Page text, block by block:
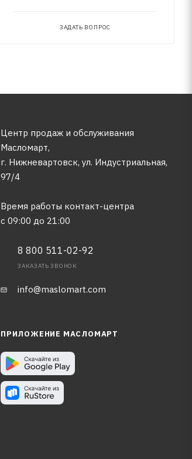
ЗАДАТЬ ВОПРОС
Центр продаж и обслуживания
Масломарт,
г. Нижневартовск, ул. Индустриальная,
97/4
Время работы контакт-центра
с 09:00 до 21:00
8 800 511-02-92
ЗАКАЗАТЬ ЗВОНОК
info@maslomart.com
ПРИЛОЖЕНИЕ МАСЛОМАРТ